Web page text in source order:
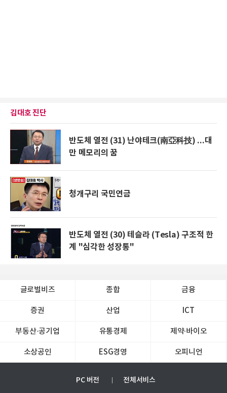
김대호 진단
반도체 열전 (31) 난야테크(南亞科技) ...대
만 메모리의 꿈
청개구리 국민연금
반도체 열전 (30) 테슬라 (Tesla) 구조적 한
계 "심각한 성장통"
글로벌비즈 종합 금융
증권 산업 ICT
부동산·공기업 유통경제 제약∙바이오
소상공인 ESG경영 오피니언
PC 버전 전체서비스